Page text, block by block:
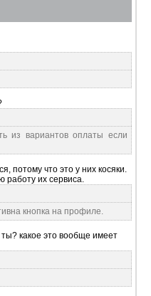
из вариантов оплаты если
потому что это у них косяки.
работу их сервиса.
кнопка на профиле.
какое это вообще имеет